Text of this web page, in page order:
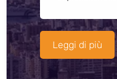
Leggi di più